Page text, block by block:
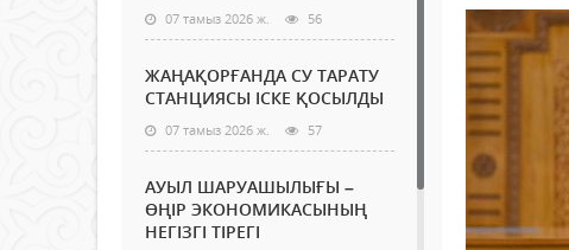
07 тамыз 2026 ж. 56
ЖАҢАҚОРҒАНДА СУ ТАРАТУ
СТАНЦИЯСЫ ІСКЕ ҚОСЫЛДЫ
07 тамыз 2026 ж. 57
АУЫЛ ШАРУАШЫЛЫҒЫ –
ӨҢІР ЭКОНОМИКАСЫНЫҢ
НЕГІЗГІ ТІРЕГІ